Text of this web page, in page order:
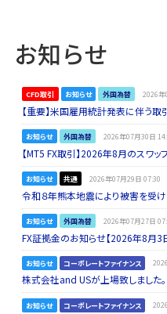
お知らせ
CFD取引 お知らせ 外国為替 2026年
【重要】米国雇用統計発表に伴う
お知らせ 外国為替 2026年07月30日
【MT5 FX取引】2026年8月のスワ
お知らせ 共通 2026年07月29日 07:30
令和８年熊本地震により被害を受
お知らせ 外国為替 2026年07月27日
FX証拠金のお知らせ【2026年8月3
お知らせ コーポレートファイナンス
株式会社and USが上場致しました。
お知らせ コーポレートファイナンス